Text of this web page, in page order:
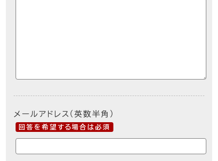
メールアドレス（英数半角）
回答を希望する場合は必須